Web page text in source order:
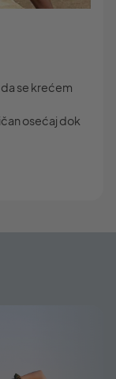
se krećem
osećaj dok